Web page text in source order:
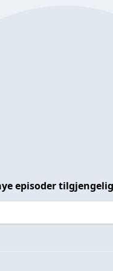
episoder